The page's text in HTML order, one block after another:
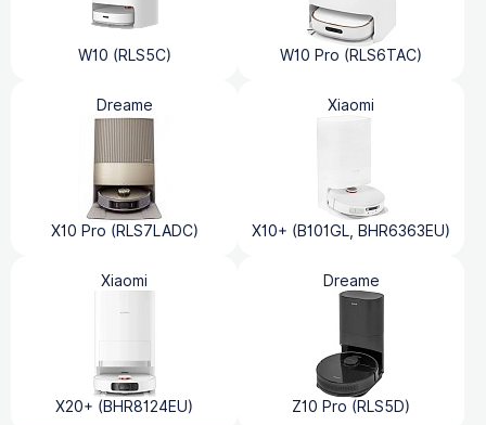
W10 (RLS5C) W10 Pro (RLS6TAC)
Dreame
X10 Pro (RLS7LADC)
Xiaomi
X10+ (B101GL, BHR6363EU)
Xiaomi
X20+ (BHR8124EU)
Dreame
Z10 Pro (RLS5D)